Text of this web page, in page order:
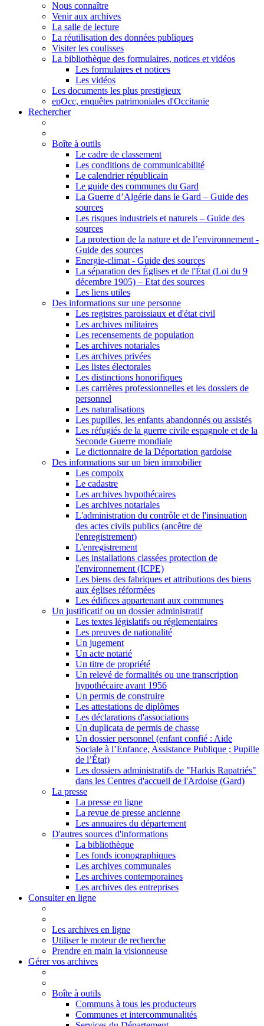
Nous connaître
Venir aux archives
La salle de lecture
La réutilisation des données publiques
Visiter les coulisses
La bibliothèque des formulaires, notices et vidéos
Les formulaires et notices
Les vidéos
Les documents les plus prestigieux
epOcc, enquêtes patrimoniales d'Occitanie
Rechercher
Boîte à outils
Le cadre de classement
Les conditions de communicabilité
Le calendrier républicain
Le guide des communes du Gard
La Guerre d’Algérie dans le Gard – Guide des
sources
Les risques industriels et naturels – Guide des
sources
La protection de la nature et de l’environnement -
Guide des sources
Energie-climat - Guide des sources
La séparation des Églises et de l'État (Loi du 9
décembre 1905) – Etat des sources
Les liens utiles
Des informations sur une personne
Les registres paroissiaux et d'état civil
Les archives militaires
Les recensements de population
Les archives notariales
Les archives privées
Les listes électorales
Les distinctions honorifiques
Les carrières professionnelles et les dossiers de
personnel
Les naturalisations
Les pupilles, les enfants abandonnés ou assistés
Les réfugiés de la guerre civile espagnole et de la
Seconde Guerre mondiale
Le dictionnaire de la Déportation gardoise
Des informations sur un bien immobilier
Les compoix
Le cadastre
Les archives hypothécaires
Les archives notariales
L'administration du contrôle et de l'insinuation
des actes civils publics (ancêtre de
l'enregistrement)
L'enregistrement
Les installations classées protection de
l'environnement (ICPE)
Les biens des fabriques et attributions des biens
aux églises réformées
Les édifices appartenant aux communes
Un justificatif ou un dossier administratif
Les textes législatifs ou réglementaires
Les preuves de nationalité
Un jugement
Un acte notarié
Un titre de propriété
Un relevé de formalités ou une transcription
hypothécaire avant 1956
Un permis de construire
Les attestations de diplômes
Les déclarations d'associations
Un duplicata de permis de chasse
Un dossier personnel (enfant confié : Aide
Sociale à l’Enfance, Assistance Publique ; Pupille
de l’État)
Les dossiers administratifs de "Harkis Rapatriés"
dans les Centres d'accueil de l'Ardoise (Gard)
La presse
La presse en ligne
La revue de presse ancienne
Les annuaires du département
D'autres sources d'informations
La bibliothèque
Les fonds iconographiques
Les archives communales
Les archives contemporaines
Les archives des entreprises
Consulter en ligne
Les archives en ligne
Utiliser le moteur de recherche
Prendre en main la visionneuse
Gérer vos archives
Boîte à outils
Communs à tous les producteurs
Communes et intercommunalités